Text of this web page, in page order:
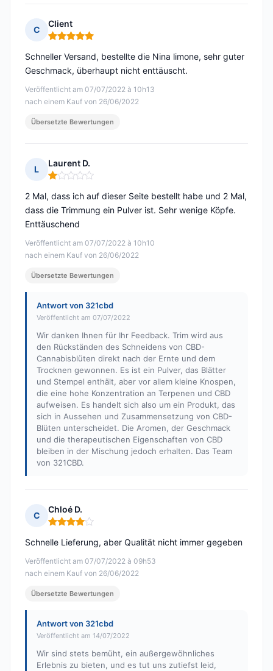
C
Client
Hinweis: 5 von 5
Veröffentlicht am 07/07/2022 à 10h13
nach einem Kauf von 26/06/2022
Schneller Versand, bestellte die Nina limone, sehr guter
Geschmack, überhaupt nicht enttäuscht.
Übersetzte Bewertungen
L
Laurent D.
Hinweis: 1 von 5
Veröffentlicht am 07/07/2022 à 10h10
nach einem Kauf von 26/06/2022
2 Mal, dass ich auf dieser Seite bestellt habe und 2 Mal,
dass die Trimmung ein Pulver ist. Sehr wenige Köpfe.
Enttäuschend
Übersetzte Bewertungen
Antwort von 321cbd
Veröffentlicht am 07/07/2022
Wir danken Ihnen für Ihr Feedback. Trim wird aus
den Rückständen des Schneidens von CBD-
Cannabisblüten direkt nach der Ernte und dem
Trocknen gewonnen. Es ist ein Pulver, das Blätter
und Stempel enthält, aber vor allem kleine Knospen,
die eine hohe Konzentration an Terpenen und CBD
aufweisen. Es handelt sich also um ein Produkt, das
sich in Aussehen und Zusammensetzung von CBD-
Blüten unterscheidet. Die Aromen, der Geschmack
und die therapeutischen Eigenschaften von CBD
bleiben in der Mischung jedoch erhalten. Das Team
von 321CBD.
C
Chloé D.
Hinweis: 4 von 5
Veröffentlicht am 07/07/2022 à 09h53
nach einem Kauf von 26/06/2022
Schnelle Lieferung, aber Qualität nicht immer gegeben
Übersetzte Bewertungen
Antwort von 321cbd
Veröffentlicht am 14/07/2022
Wir sind stets bemüht, ein außergewöhnliches
Erlebnis zu bieten, und es tut uns zutiefst leid,